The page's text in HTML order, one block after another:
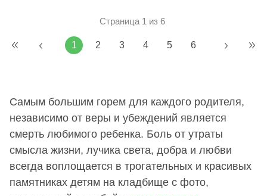
Страница 1 из 6
1 2 3 4 5 6
Самым большим горем для каждого родителя,
независимо от веры и убеждений является
смерть любимого ребенка. Боль от утраты
смысла жизни, лучика света, добра и любви
всегда воплощается в трогательных и красивых
памятниках детям на кладбище с фото,